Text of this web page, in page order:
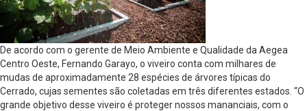
De acordo com o gerente de Meio Ambiente e Qualidade da Aegea
Centro Oeste, Fernando Garayo, o viveiro conta com milhares de
mudas de aproximadamente 28 espécies de árvores típicas do
Cerrado, cujas sementes são coletadas em três diferentes estados. “O
grande objetivo desse viveiro é proteger nossos mananciais, com o